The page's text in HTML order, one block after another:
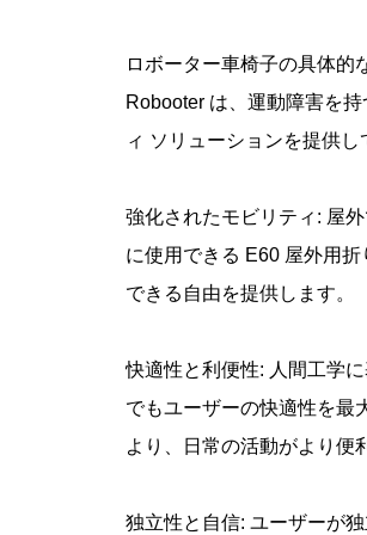
ロボーター車椅子の具体的
Robooter は、運動障害を
ィ ソリューションを提供
強化されたモビリティ: 屋
に使用できる E60 屋外用
できる自由を提供します。
快適性と利便性: 人間工学
でもユーザーの快適性を最
より、日常の活動がより便
独立性と自信: ユーザーが